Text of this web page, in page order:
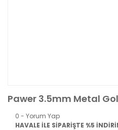
Pawer 3.5mm Metal
0 - Yorum Yap
HAVALE İLE SİPARİŞTE %5